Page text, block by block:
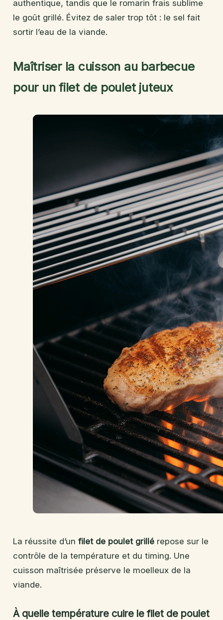
authentique, tandis que le romarin frais sublime
le goût grillé. Évitez de saler trop tôt : le sel fait
sortir l’eau de la viande.
Maîtriser la cuisson au barbecue
pour un filet de poulet juteux
La réussite d’un filet de poulet grillé repose sur le
contrôle de la température et du timing. Une
cuisson maîtrisée préserve le moelleux de la
viande.
À quelle température cuire le filet de poulet